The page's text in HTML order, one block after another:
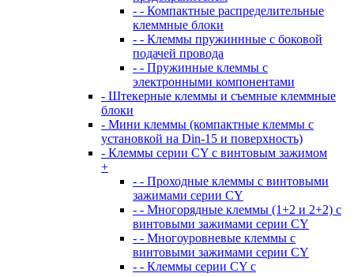
- - Компактные распределительные
клеммные блоки
- - Клеммы пружиннные с боковой
подачей провода
- - Пружинные клеммы с
электронными компонентами
- Штекерные клеммы и съемные клеммные
блоки
- Мини клеммы (компактные клеммы с
установкой на Din-15 и поверхность)
- Клеммы серии CY с винтовым зажимом
+
- - Проходные клеммы с винтовыми
зажимами серии CY
- - Многорядные клеммы (1+2 и 2+2) с
винтовыми зажимами серии CY
- - Многоуровневые клеммы с
винтовыми зажимами серии CY
- - Клеммы серии CY с